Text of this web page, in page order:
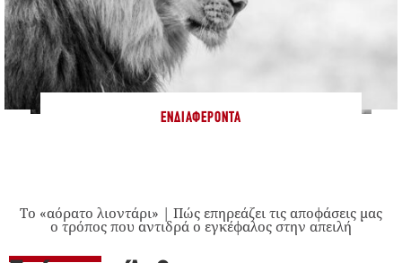
ΕΝΔΙΑΦΈΡΟΝΤΑ
Το «αόρατο λιοντάρι» | Πώς επηρεάζει τις αποφάσεις μας
ο τρόπος που αντιδρά ο εγκέφαλος στην απειλή